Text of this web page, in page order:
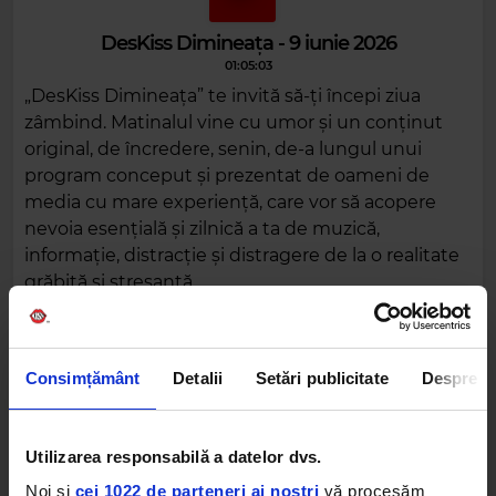
Consimțământ Detalii Setări publicitate Despre
Utilizarea responsabilă a datelor dvs.
Noi și cei 1022 de parteneri ai noștri vă procesăm
DesKiss Dimineața - 9 iunie 2026
01:05:03
„DesKiss Dimineața” te invită să-ți începi ziua
zâmbind. Matinalul vine cu umor și un conținut
original, de încredere, senin, de-a lungul unui
program conceput și prezentat de oameni de
media cu mare experiență, care vor să acopere
nevoia esențială și zilnică a ta de muzică,
informație, distracție și distragere de la o realitate
grăbită și stresantă.
Alte podcasturi